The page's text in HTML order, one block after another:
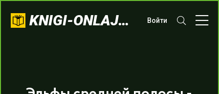
KNIGI-ONLAJN.COM Войти